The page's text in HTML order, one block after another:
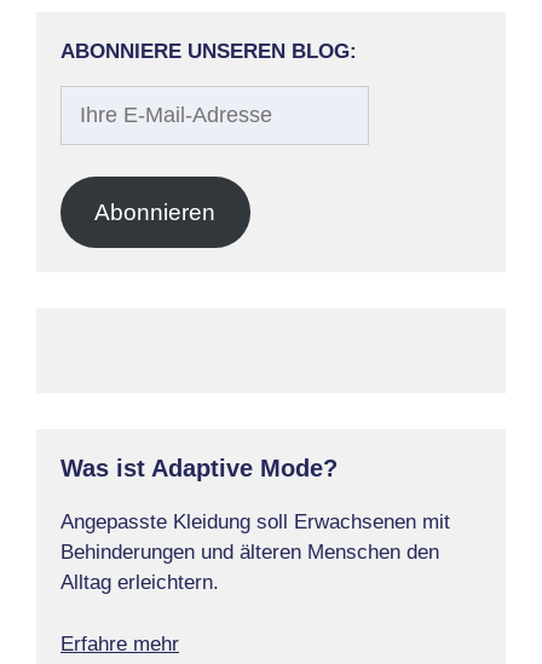
ABONNIERE UNSEREN BLOG:
Adresse
Abonnieren
Was ist Adaptive Mode?
Angepasste Kleidung soll Erwachsenen mit
Behinderungen und älteren Menschen den
Alltag erleichtern.
Erfahre mehr